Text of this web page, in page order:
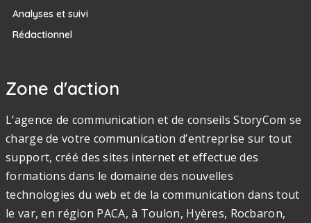
Analyses et suivi
Rédactionnel
Zone d'action
L’agence de communication et de conseils StoryCom se
charge de votre communication d’entreprise sur tout
support, créé des sites internet et effectue des
formations dans le domaine des nouvelles
technologies du web et de la communication dans tout
le var, en région PACA, à Toulon, Hyères, Rocbaron,